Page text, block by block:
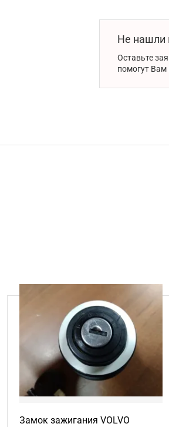
Не нашли
Оставьте
помогут
Замок зажигания VOLVO